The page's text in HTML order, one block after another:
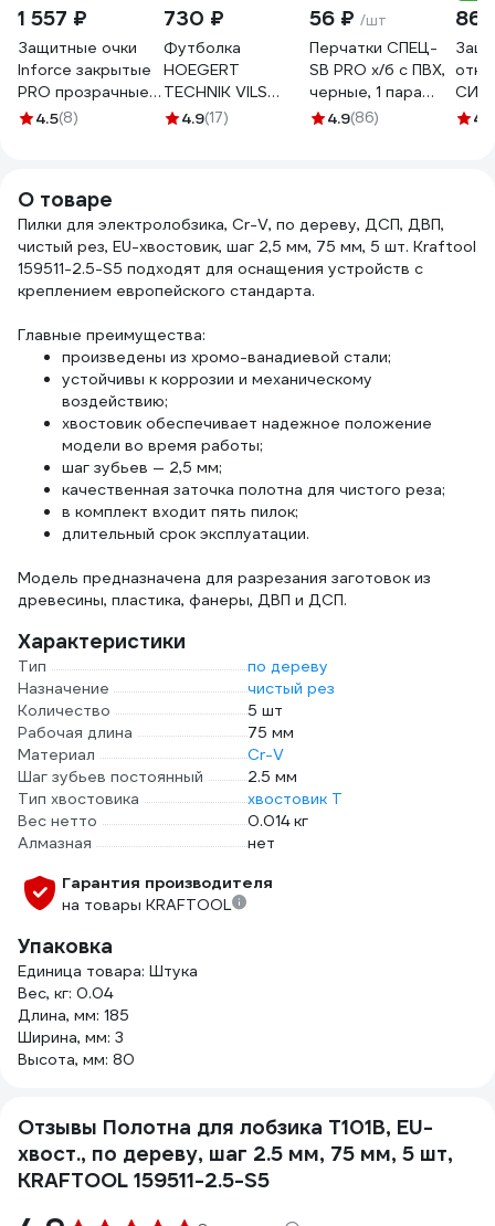
1 557 ₽
Защитные очки
Inforce закрытые
PRO прозрачные
линзы 04-24-02
4.5(8)
730 ₽
Футболка
HOEGERT
TECHNIK VILS
хлопок,
4.9(17)
56 ₽ /шт
Перчатки СПЕЦ-
SB PRO х/б с ПВХ,
черные, 1 пара
3.1211.011
4.9(86)
86
4.5
О товаре
Пилки для электролобзика, Cr-V, по дереву, ДСП, ДВП,
чистый рез, EU-хвостовик, шаг 2,5 мм, 75 мм, 5 шт. Kraftool
159511-2.5-S5 подходят для оснащения устройств с
креплением европейского стандарта.
Главные преимущества:
произведены из хромо-ванадиевой стали;
устойчивы к коррозии и механическому
воздействию;
хвостовик обеспечивает надежное положение
модели во время работы;
шаг зубьев — 2,5 мм;
качественная заточка полотна для чистого реза;
в комплект входит пять пилок;
длительный срок эксплуатации.
Модель предназначена для разрезания заготовок из
древесины, пластика, фанеры, ДВП и ДСП.
Характеристики
Тип
по дереву
Назначение
чистый рез
Количество
5 шт
Рабочая длина
75 мм
Материал
Cr-V
Шаг зубьев постоянный
2.5 мм
Тип хвостовика
хвостовик Т
Вес нетто
0.014 кг
Алмазная
нет
Гарантия производителя
на товары KRAFTOOL
Упаковка
Единица товара: Штука
Вес, кг: 0.04
Длина, мм: 185
Ширина, мм: 3
Высота, мм: 80
Отзывы Полотна для лобзика T101B, EU-
хвост., по дереву, шаг 2.5 мм, 75 мм, 5 шт,
KRAFTOOL 159511-2.5-S5